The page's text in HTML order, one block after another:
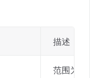
描述
范围为 0 ~